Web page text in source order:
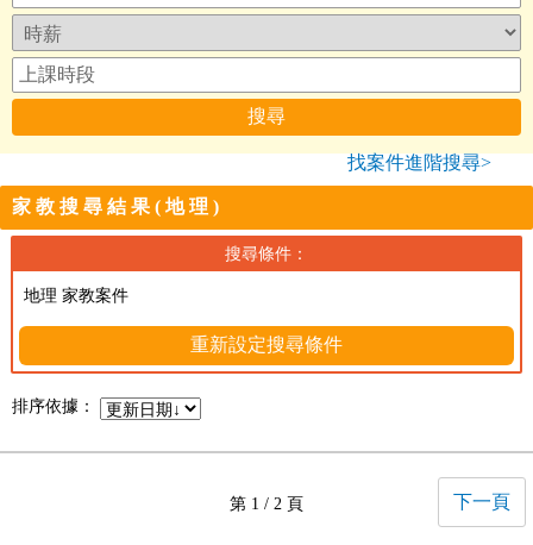
找案件進階搜尋>
家教搜尋結果(地理)
搜尋條件：
地理 家教案件
重新設定搜尋條件
排序依據：
第 1 / 2 頁 下一頁